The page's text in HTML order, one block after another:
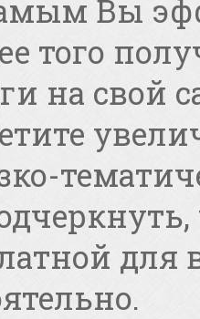
Вы
того
на свой